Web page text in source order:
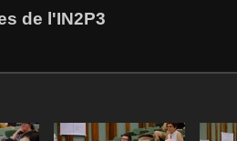
de l'IN2P3